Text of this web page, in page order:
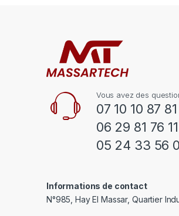
Vous avez des
07 10 10 87 81
06 29 81 76 11
05 24 33 56
Informations de contact
N°985, Hay El Massar, Quartier